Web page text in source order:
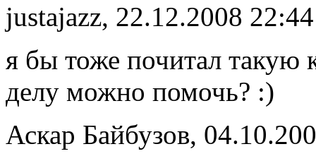
justajazz, 22.12.2008 22:44
я бы тоже почитал такую
делу можно помочь? :)
Аскар Байбузов,